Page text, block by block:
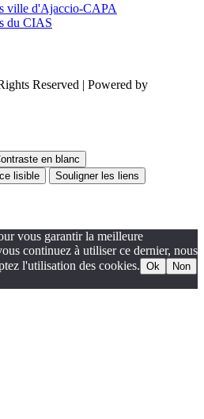
ville d'Ajaccio-CAPA
du CIAS
Reserved | Powered by
en blanc
lisible
Souligner les liens
vous garantir la meilleure
continuez à utiliser ce dernier, nous
l'utilisation des cookies. Ok Non